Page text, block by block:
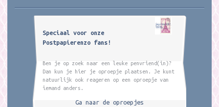
Speciaal voor onze
Postpapierenzo fans!
Ben je op zoek naar een leuke penvriend(in)?
Dan kun je hier je oproepje plaatsen. Je kunt
natuurlijk ook reageren op een oproepje van
iemand anders.
Ga naar de oproepjes